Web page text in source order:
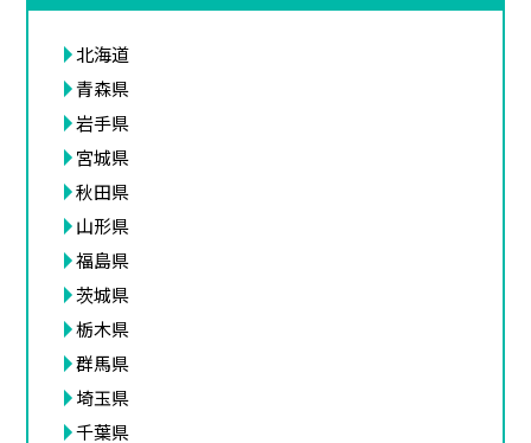
北海道
青森県
岩手県
宮城県
秋田県
山形県
福島県
茨城県
栃木県
群馬県
埼玉県
千葉県